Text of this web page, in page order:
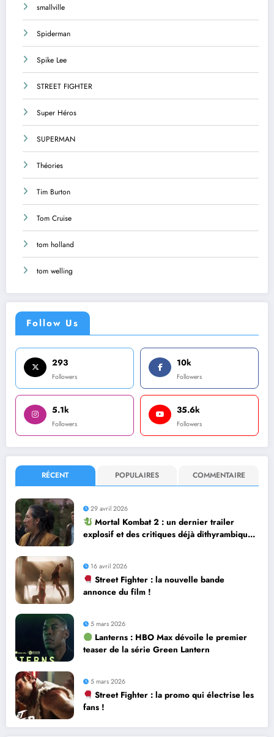
smallville
Spiderman
Spike Lee
STREET FIGHTER
Super Héros
SUPERMAN
Théories
Tim Burton
Tom Cruise
tom holland
tom welling
Follow Us
293
Followers
10k
Followers
5.1k
Followers
35.6k
Followers
RÉCENT POPULAIRES COMMENTAIRE
29 avril 2026
Mortal Kombat 2 : un dernier trailer
explosif et des critiques déjà dithyrambiques
16 avril 2026
Street Fighter : la nouvelle bande
annonce du film !
5 mars 2026
Lanterns : HBO Max dévoile le premier
teaser de la série Green Lantern
5 mars 2026
Street Fighter : la promo qui électrise les
fans !